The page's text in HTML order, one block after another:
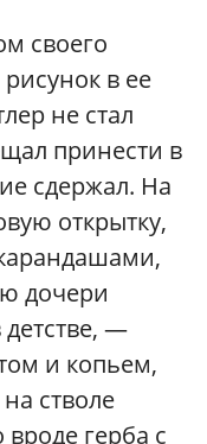
своего
в ее
не стал
принести в
сдержал. На
открытку,
дочери
—
и копьем,
стволе
герба с